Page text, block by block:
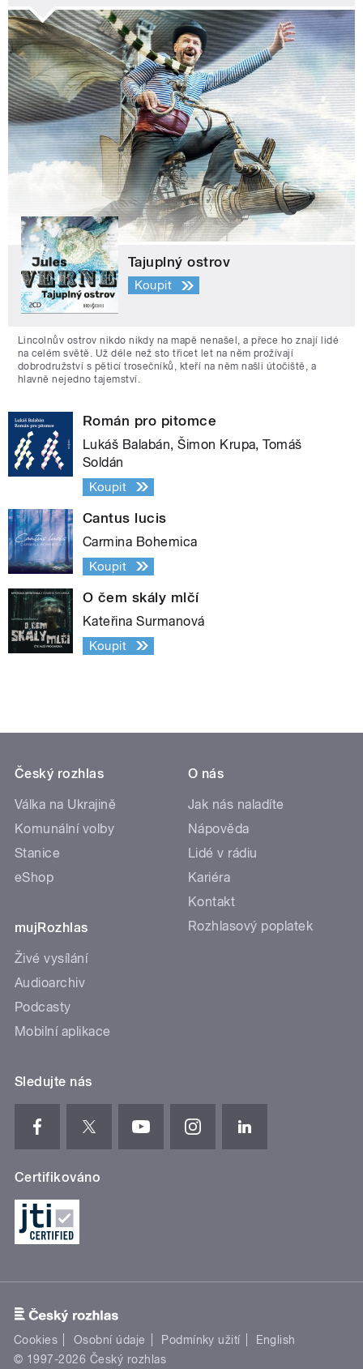
Tajuplný ostrov
Koupit
Lincolnův ostrov nikdo nikdy na mapě nenašel, a přece ho znají lidé
na celém světě. Už déle než sto třicet let na něm prožívají
dobrodružství s pěticí trosečníků, kteří na něm našli útočiště, a
hlavně nejedno tajemství.
Román pro pitomce
Lukáš Balabán, Šimon Krupa, Tomáš
Soldán
Koupit
Cantus lucis
Carmina Bohemica
Koupit
O čem skály mlčí
Kateřina Surmanová
Koupit
Český rozhlas
Válka na Ukrajině
Komunální volby
Stanice
eShop
mujRozhlas
Živé vysílání
Audioarchiv
Podcasty
Mobilní aplikace
O nás
Jak nás naladíte
Nápověda
Lidé v rádiu
Kariéra
Kontakt
Rozhlasový poplatek
Sledujte nás
Certifikováno
Cookies Osobní údaje Podmínky užití
English
© 1997-2026 Český rozhlas